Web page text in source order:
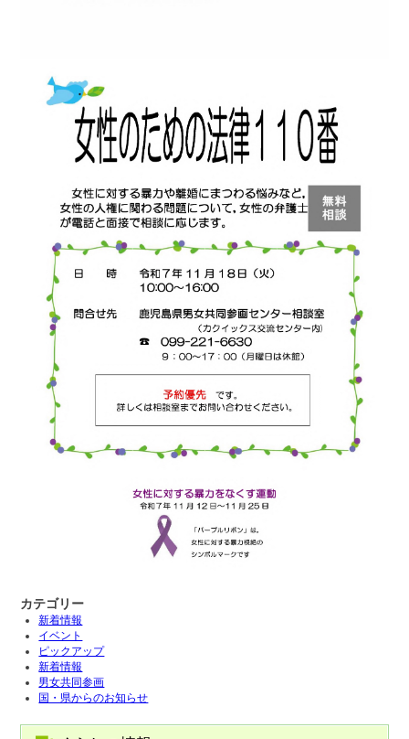
カテゴリー
新着情報
イベント
ピックアップ
新着情報
男女共同参画
国・県からのお知らせ